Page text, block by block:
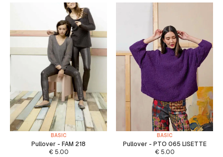
BASIC
Pullover - FAM 218
€5.00
BASIC
Pullover - PTO 065 LISETTE
€5.00